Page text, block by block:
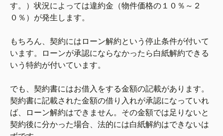
す。）状況によっては違約金（物件価格の１０％～２
０％）が発生します。
もちろん、契約にはローン解約という停止条件が付いて
います。ローンが承認にならなかったら白紙解約できる
いう特約が付いています。
でも、契約書にはお借入をする金額の記載があります。
契約書に記載された金額の借り入れが承認になっていれ
ば、ローン解約はできません。その金額では足りないと
契約後に分かった場合、法的には白紙解約はできないは